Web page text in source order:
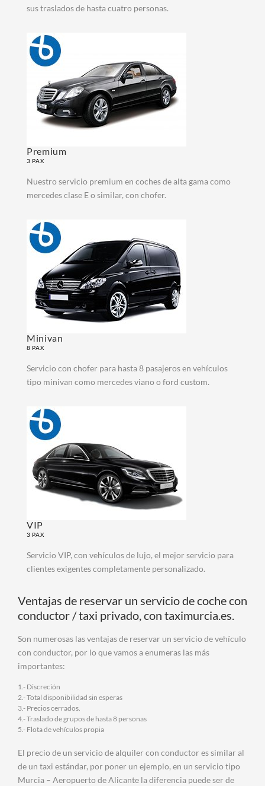
sus traslados de hasta cuatro personas.
Premium
3 PAX
Nuestro servicio premium en coches de alta gama como
mercedes clase E o similar, con chofer.
Minivan
8 PAX
Servicio con chofer para hasta 8 pasajeros en vehículos
tipo minivan como mercedes viano o ford custom.
VIP
3 PAX
Servicio VIP, con vehículos de lujo, el mejor servicio para
clientes exigentes completamente personalizado.
Ventajas de reservar un servicio de coche con
conductor / taxi privado, con taximurcia.es.
Son numerosas las ventajas de reservar un servicio de vehículo
con conductor, por lo que vamos a enumeras las más
importantes:
1.- Discreción
2.- Total disponibilidad sin esperas
3.- Precios cerrados.
4.- Traslado de grupos de hasta 8 personas
5.- Flota de vehículos propia
El precio de un servicio de alquiler con conductor es similar al
de un taxi estándar, por poner un ejemplo, en un servicio tipo
Murcia – Aeropuerto de Alicante la diferencia puede ser de